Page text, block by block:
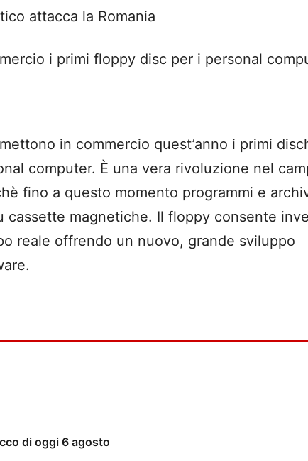
attacca la Romania
i primi floppy disc per i personal
in commercio quest’anno i primi
computer. È una vera rivoluzione nel
fino a questo momento programmi e
cassette magnetiche. Il floppy consente
reale offrendo un nuovo, grande sviluppo
di oggi 6 agosto